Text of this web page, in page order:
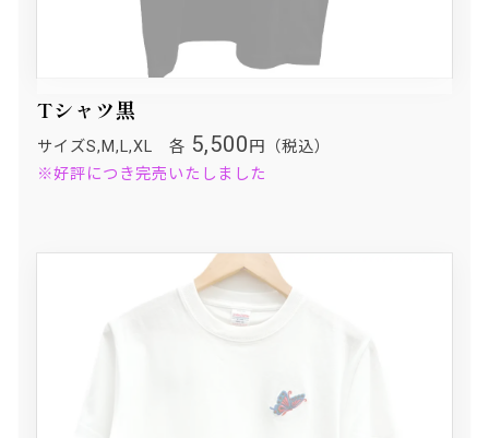
Tシャツ黒
サイズS,M,L,XL 各 5,500 円（税込）
※好評につき完売いたしました